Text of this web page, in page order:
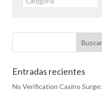
Entradas recientes
No Verification Casino Surge: